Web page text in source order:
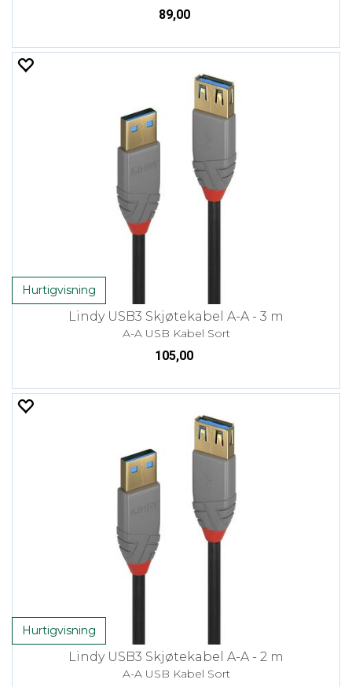
89,00
Hurtigvisning
Lindy USB3 Skjøtekabel A-A - 3 m
A-A USB Kabel Sort
105,00
Hurtigvisning
Lindy USB3 Skjøtekabel A-A - 2 m
A-A USB Kabel Sort